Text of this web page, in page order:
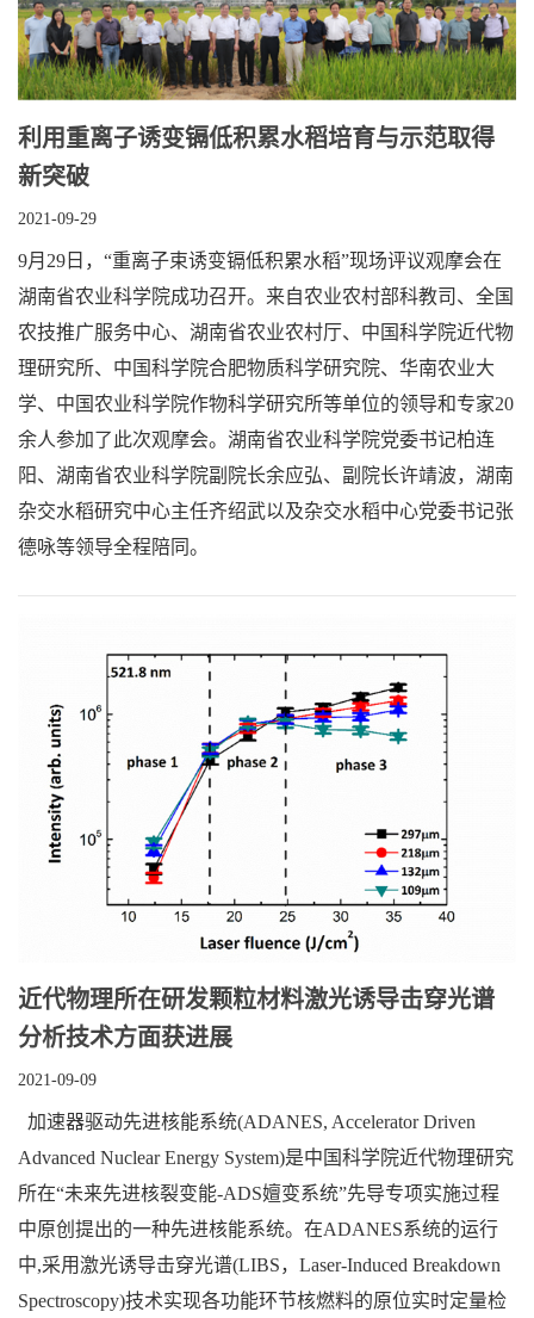
利用重离子诱变镉低积累水稻培育与示范取得
新突破
2021-09-29
9月29日，“重离子束诱变镉低积累水稻”现场评议观摩会在
湖南省农业科学院成功召开。来自农业农村部科教司、全国
农技推广服务中心、湖南省农业农村厅、中国科学院近代物
理研究所、中国科学院合肥物质科学研究院、华南农业大
学、中国农业科学院作物科学研究所等单位的领导和专家20
余人参加了此次观摩会。湖南省农业科学院党委书记柏连
阳、湖南省农业科学院副院长余应弘、副院长许靖波，湖南
杂交水稻研究中心主任齐绍武以及杂交水稻中心党委书记张
德咏等领导全程陪同。
近代物理所在研发颗粒材料激光诱导击穿光谱
分析技术方面获进展
2021-09-09
加速器驱动先进核能系统(ADANES, Accelerator Driven
Advanced Nuclear Energy System)是中国科学院近代物理研究
所在“未来先进核裂变能-ADS嬗变系统”先导专项实施过程
中原创提出的一种先进核能系统。在ADANES系统的运行
中,采用激光诱导击穿光谱(LIBS，Laser-Induced Breakdown
Spectroscopy)技术实现各功能环节核燃料的原位实时定量检